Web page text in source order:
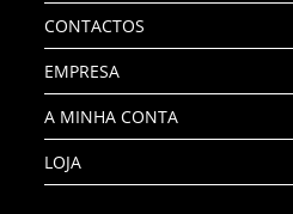
CONTACTOS
EMPRESA
A MINHA CONTA
LOJA